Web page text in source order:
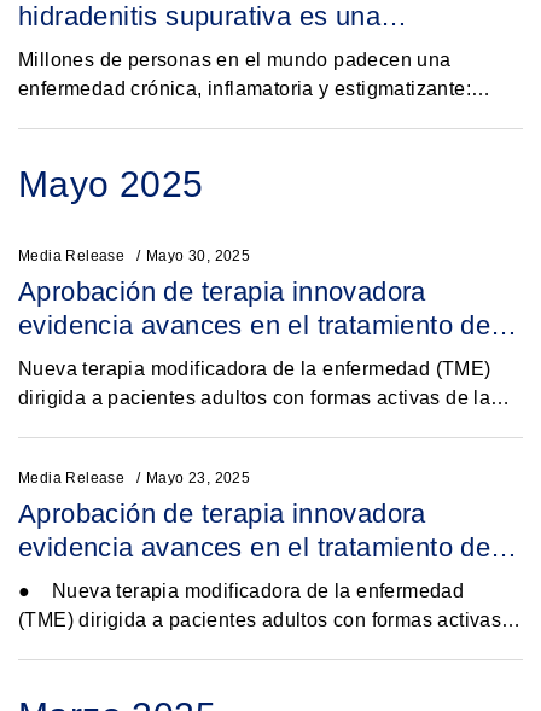
hidradenitis supurativa es una
enfermedad silenciosa y emocionalmente
debilitante
Millones de personas en el mundo padecen una
enfermedad crónica, inflamatoria y estigmatizante:
principal...
Mayo 2025
Media Release Mayo 30, 2025
Aprobación de terapia innovadora
evidencia avances en el tratamiento de la
esclerosis múltiple
Nueva terapia modificadora de la enfermedad (TME)
dirigida a pacientes adultos con formas activas de la
Media Release Mayo 23, 2025
Aprobación de terapia innovadora
evidencia avances en el tratamiento de la
esclerosis múltiple
● Nueva terapia modificadora de la enfermedad
(TME) dirigida a pacientes adultos con formas activas